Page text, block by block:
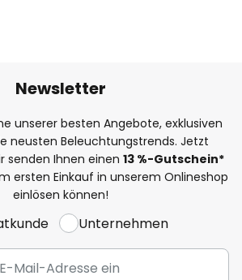
Newsletter
unserer besten Angebote, exklusiven
neusten Beleuchtungstrends. Jetzt
senden Ihnen einen 13 %-Gutschein*
ersten Einkauf in unserem Onlineshop
einlösen können!
Unternehmen